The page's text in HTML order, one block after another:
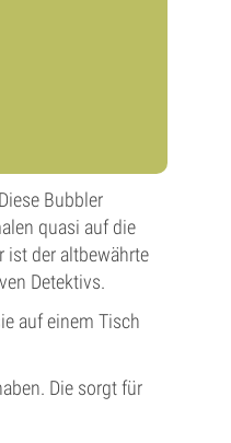
Bubbler
quasi auf die
ist der altbewährte
Detektivs.
auf einem Tisch
Die sorgt für